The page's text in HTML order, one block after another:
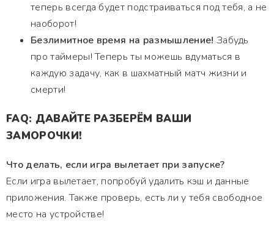
теперь всегда будет подстраиваться под тебя, а не
наоборот!
Безлимитное время на размышление! Забудь
про таймеры! Теперь ты можешь вдуматься в
каждую задачу, как в шахматный матч жизни и
смерти!
FAQ: ДАВАЙТЕ РАЗБЕРЁМ ВАШИ
ЗАМОРОЧКИ!
Что делать, если игра вылетает при запуске?
Если игра вылетает, попробуй удалить кэш и данные
приложения. Также проверь, есть ли у тебя свободное
место на устройстве!